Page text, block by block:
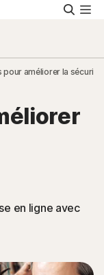
pour améliorer la
en ligne avec